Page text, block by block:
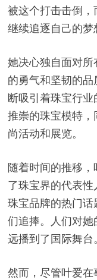
被这个打击击倒
继续追逐自己的梦
她决心独自面对
的勇气和坚韧的
断吸引着珠宝行
推崇的珠宝模特
尚活动和展览。
随着时间的推移
了珠宝界的代表
珠宝品牌的热门
们追捧。人们对
远播到了国际舞台。
然而，尽管叶爱